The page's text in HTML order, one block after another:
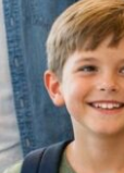
Derablo